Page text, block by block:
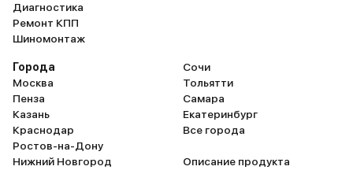
Диагностика
Ремонт КПП
Шиномонтаж
Города
Москва
Пенза
Казань
Краснодар
Ростов-на-Дону
Нижний Новгород
Сочи
Тольятти
Самара
Екатеринбург
Все города
Описание продукта